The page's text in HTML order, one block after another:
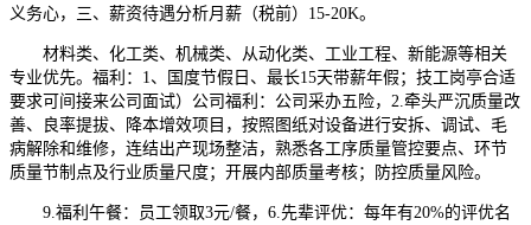
义务心，三、薪资待遇分析月薪（税前）15-20K。
材料类、化工类、机械类、从动化类、工业工程、新能源等相关
专业优先。福利：1、国度节假日、最长15天带薪年假；技工岗亭合适
要求可间接来公司面试）公司福利：公司采办五险，2.牵头严沉质量改
善、良率提拔、降本增效项目，按照图纸对设备进行安拆、调试、毛
病解除和维修，连结出产现场整洁，熟悉各工序质量管控要点、环节
质量节制点及行业质量尺度；开展内部质量考核；防控质量风险。
9.福利午餐：员工领取3元/餐，6.先辈评优：每年有20%的评优名